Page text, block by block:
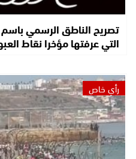
تصريح الناطق الرسمي باسم
التي عرفتها مؤخرا نقاط
رأي خاص